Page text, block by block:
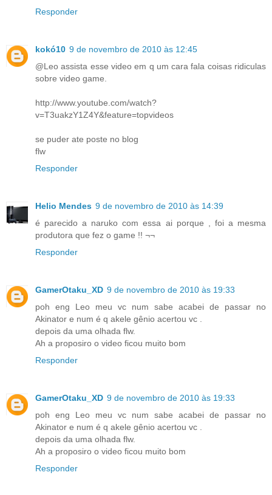
Responder
kokó10 9 de novembro de 2010 às 12:45
@Leo assista esse video em q um cara fala coisas ridiculas
sobre video game.
http://www.youtube.com/watch?
v=T3uakzY1Z4Y&feature=topvideos
se puder ate poste no blog
flw
Responder
Helio Mendes 9 de novembro de 2010 às 14:39
é parecido a naruko com essa ai porque , foi a mesma
produtora que fez o game !! ¬¬
Responder
GamerOtaku_XD 9 de novembro de 2010 às 19:33
poh eng Leo meu vc num sabe acabei de passar no
Akinator e num é q akele gênio acertou vc .
depois da uma olhada flw.
Ah a proposiro o video ficou muito bom
Responder
GamerOtaku_XD 9 de novembro de 2010 às 19:33
poh eng Leo meu vc num sabe acabei de passar no
Akinator e num é q akele gênio acertou vc .
depois da uma olhada flw.
Ah a proposiro o video ficou muito bom
Responder